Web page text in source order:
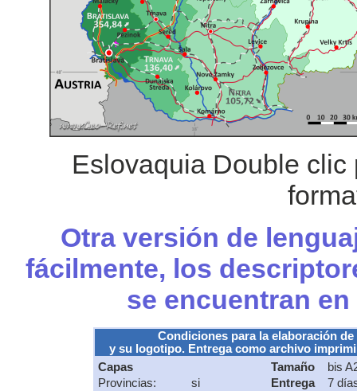
Eslovaquia Double
Otra versión de
fácilmente, los
se encuentran
Condiciones para la elaboración
y su logotipo. Entrega como archivo
Capas
Provincias:
si
Tamaño
bis
Entrega
7